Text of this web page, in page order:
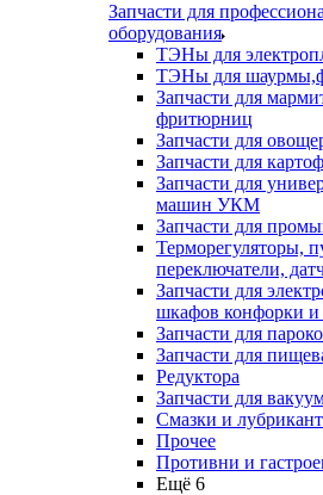
Запчасти для
оборудования
ТЭНы для
ТЭНы для
Запчасти для
фритюрниц
Запчасти для
Запчасти для
Запчасти для
машин УКМ
Запчасти для
Терморегуляторы,
переключатели,
Запчасти для
шкафов конфорки
Запчасти для
Запчасти для
Редуктора
Запчасти для
Смазки и
Прочее
Противни и
Ещё 6